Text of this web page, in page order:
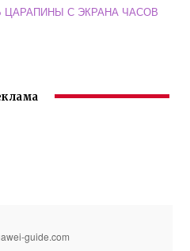
ЦАРАПИНЫ С ЭКРАНА ЧАСОВ
guide.com